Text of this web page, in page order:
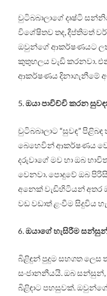
චුටිබබාලාගේ දෘෂ්ටි
විශේෂිතව තද, දීප්තිමත්
ඔවුන්ගේ ආකර්ෂණයට
කුතුහලය වැඩි කරනවා.
ආකර්ෂණය දිනාගැනීමේ
5.ඔයා පාවිච්චි කරන
චුටිබබාලාට “සුවඳ”
බෙහෙවින් ආකර්ෂණය
දරුවාගේ මව හා ඔබ
වෙනවා. පොදුවේ ඔබ
අනෙක් වැඩිහිටියන් අතර
වඩ වඩාත් ළංවීම සිදුවිය
6.ඔයාගේ හැසිරීම
බිළිඳුන් පුදුම සහගත ලෙස
සංජානනීයයි. ඔබ
බිළිඳාට පහසුවක්.